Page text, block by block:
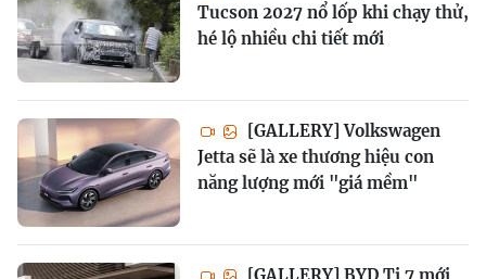
Tucson 2027 nổ lốp khi chạy thử,
hé lộ nhiều chi tiết mới
[GALLERY] Volkswagen
Jetta sẽ là xe thương hiệu con
năng lượng mới "giá mềm"
[GALLERY] BYD Ti 7 mới